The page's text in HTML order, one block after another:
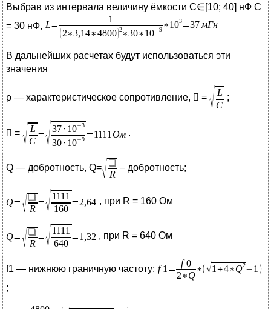
Выбрав из интервала величину ёмкости C∈[10; 40] нФ C
= 30 нФ,
В дальнейших расчетах будут использоваться эти
значения
ρ — характеристическое сопротивление,  = ;
 = .
Q — добротность, Q= – добротность;
, при R = 160 Ом
, при R = 640 Ом
f1 — нижнюю граничную частоту;
;